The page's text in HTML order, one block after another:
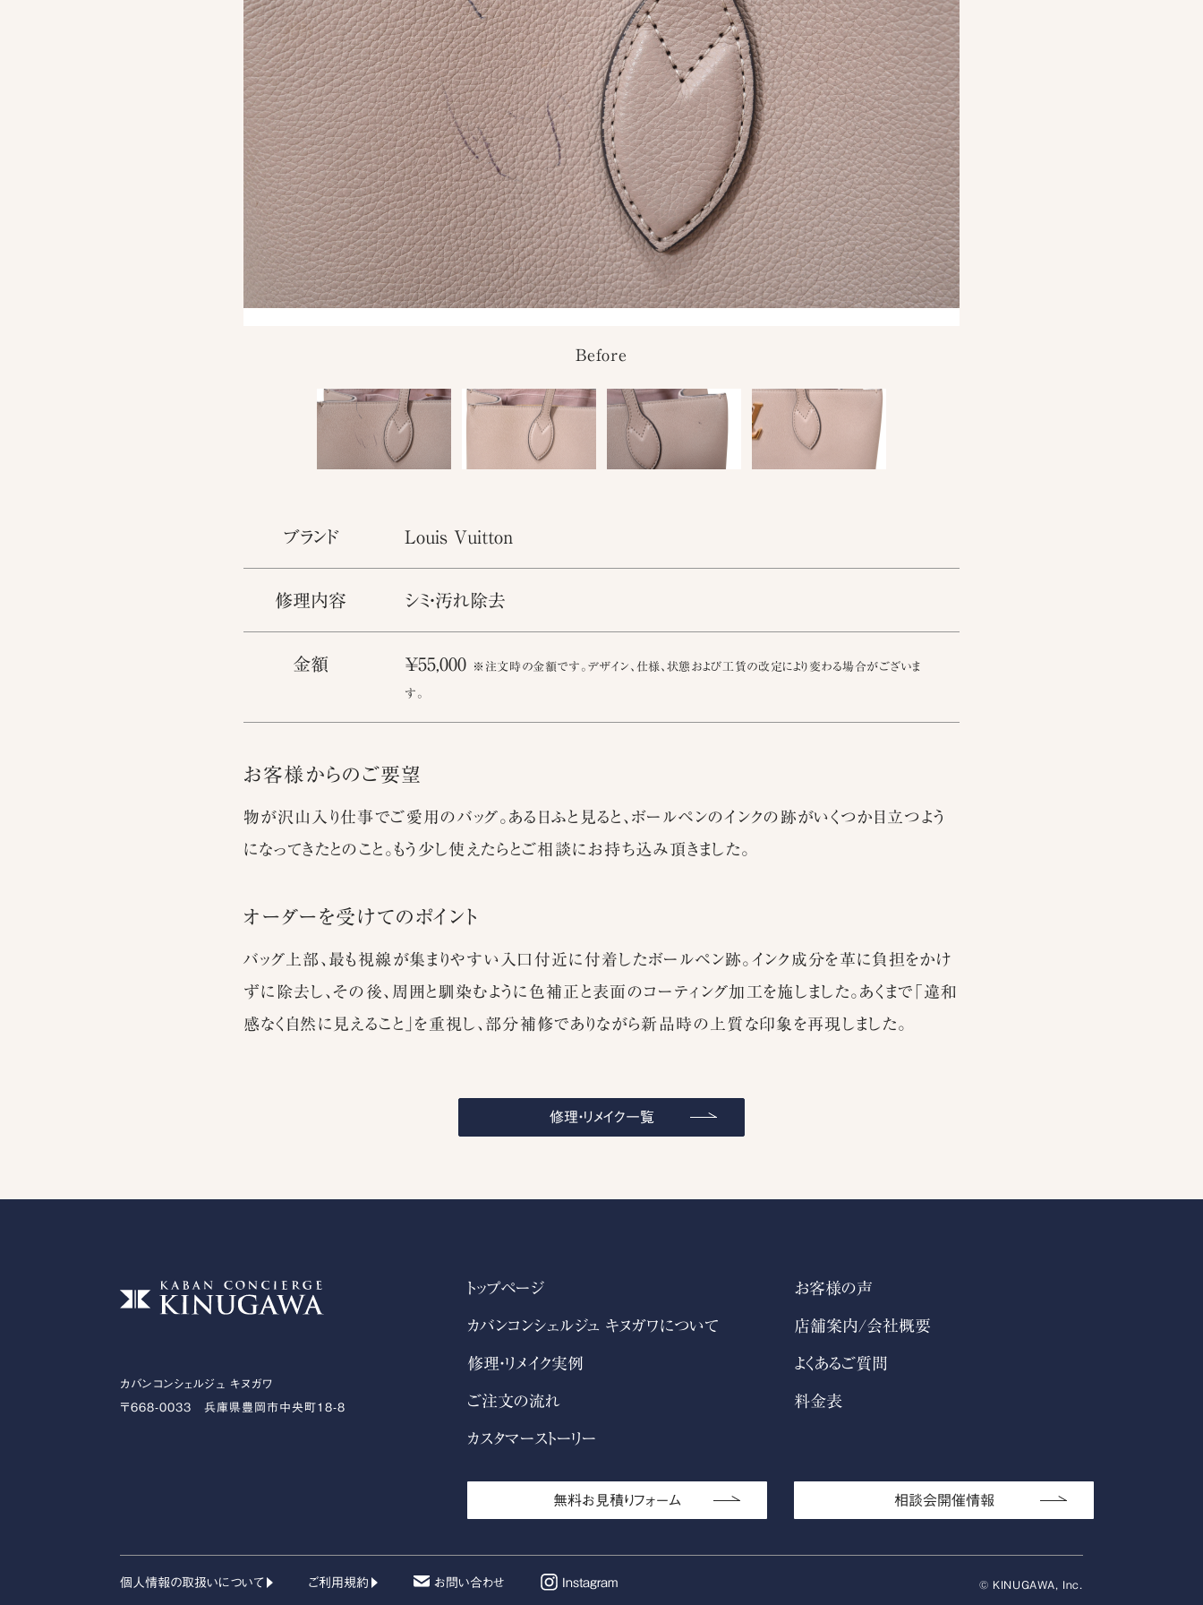
Before
ブランド Louis Vuitton
修理内容 シミ・汚れ除去
金額 ￥55,000 ※注文時の金額です。デザイン、仕様、状態および工賃の改定により変わる場合がございま
す。
お客様からのご要望
物が沢山入り仕事でご愛用のバッグ。ある日ふと見ると、ボールペンのインクの跡がいくつか目立つよう
になってきたとのこと。もう少し使えたらとご相談にお持ち込み頂きました。
オーダーを受けてのポイント
バッグ上部、最も視線が集まりやすい入口付近に付着したボールペン跡。インク成分を革に負担をかけ
ずに除去し、その後、周囲と馴染むように色補正と表面のコーティング加工を施しました。あくまで「違和
感なく自然に見えること」を重視し、部分補修でありながら新品時の上質な印象を再現しました。
修理・リメイク一覧
カバンコンシェルジュ キヌガワ
〒668-0033 兵庫県豊岡市中央町18-8
トップページ
カバンコンシェルジュ キヌガワについて
修理・リメイク実例
ご注文の流れ
カスタマーストーリー
お客様の声
店舗案内/会社概要
よくあるご質問
料金表
無料お見積りフォーム 相談会開催情報
個人情報の取扱いについて ご利用規約 お問い合わせ Instagram © KINUGAWA, Inc.